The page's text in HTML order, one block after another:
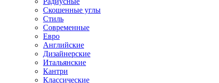
Скошенные углы
Стиль
Современные
Евро
Английские
Дизайнерские
Итальянские
Кантри
Классические